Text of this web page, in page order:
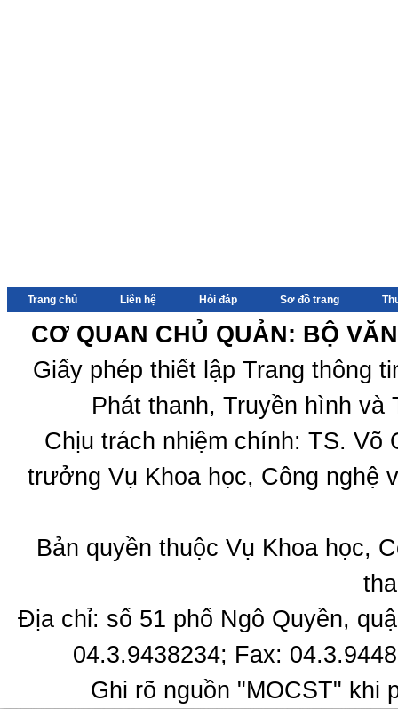
Trang chủ Liên hệ Hỏi đáp Sơ đồ trang
CƠ QUAN CHỦ QUẢN: BỘ
Giấy phép thiết lập Trang thông
Phát thanh, Truyền hình
Chịu trách nhiệm chính: TS.
trưởng Vụ Khoa học, Công nghệ
Bản quyền thuộc Vụ Khoa học,
Địa chỉ: số 51 phố Ngô Quyền,
04.3.9438234; Fax:
Ghi rõ nguồn "MOCST" khi